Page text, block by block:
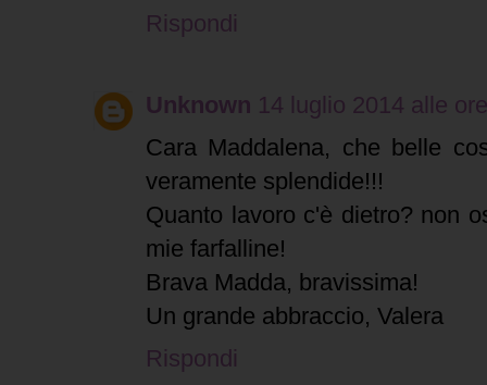
Rispondi
Unknown 14 luglio 2014 alle
Cara Maddalena, che belle
veramente splendide!!!
Quanto lavoro c'è dietro? non
mie farfalline!
Brava Madda, bravissima!
Un grande abbraccio, Valera
Rispondi